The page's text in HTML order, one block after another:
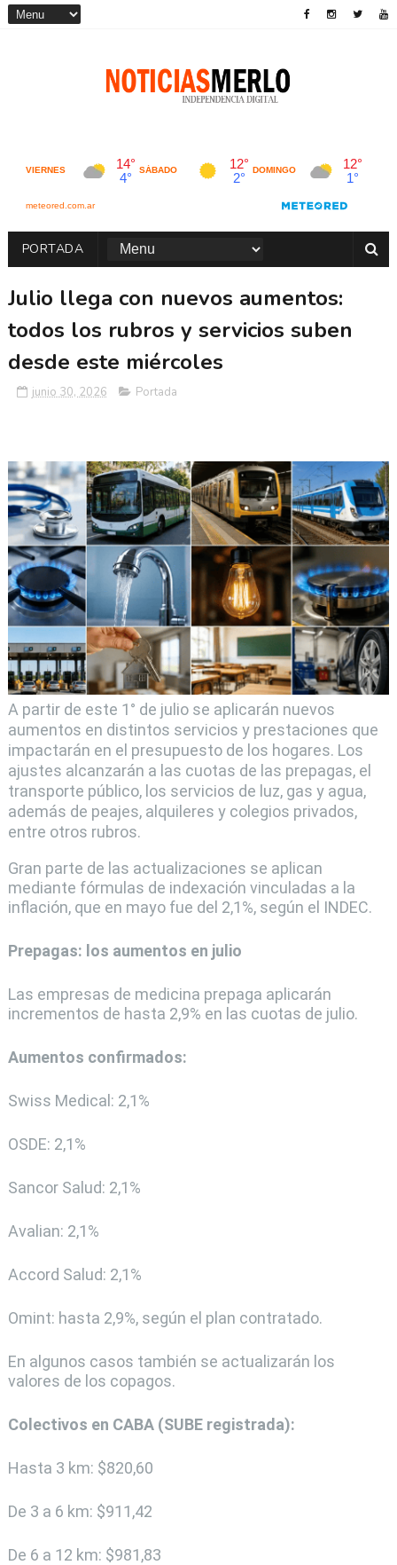
PORTADA
Julio llega con nuevos aumentos:
todos los rubros y servicios suben
desde este miércoles
junio 30, 2026 Portada
A partir de este 1° de julio se aplicarán nuevos
aumentos en distintos servicios y prestaciones que
impactarán en el presupuesto de los hogares. Los
ajustes alcanzarán a las cuotas de las prepagas, el
transporte público, los servicios de luz, gas y agua,
además de peajes, alquileres y colegios privados,
entre otros rubros.
Gran parte de las actualizaciones se aplican
mediante fórmulas de indexación vinculadas a la
inflación, que en mayo fue del 2,1%, según el INDEC.
Prepagas: los aumentos en julio
Las empresas de medicina prepaga aplicarán
incrementos de hasta 2,9% en las cuotas de julio.
Aumentos confirmados:
Swiss Medical: 2,1%
OSDE: 2,1%
Sancor Salud: 2,1%
Avalian: 2,1%
Accord Salud: 2,1%
Omint: hasta 2,9%, según el plan contratado.
En algunos casos también se actualizarán los
valores de los copagos.
Colectivos en CABA (SUBE registrada):
Hasta 3 km: $820,60
De 3 a 6 km: $911,42
De 6 a 12 km: $981,83